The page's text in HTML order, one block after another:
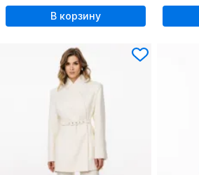
В корзину